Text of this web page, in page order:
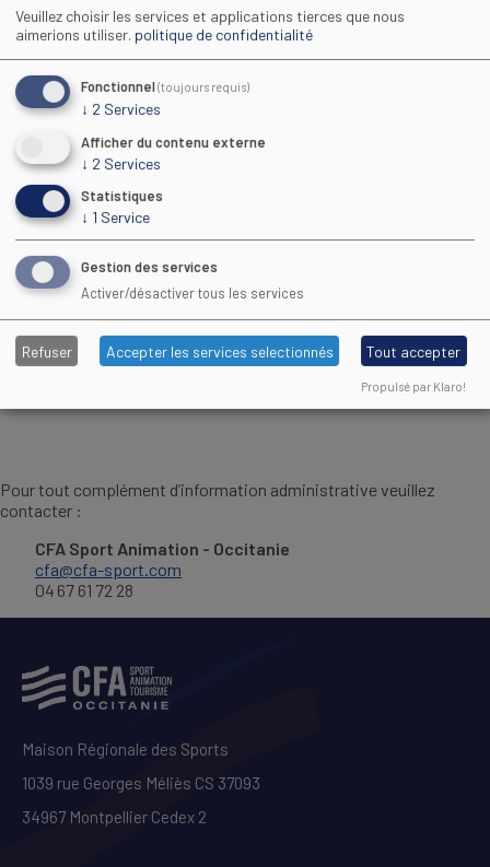
Regarder la vidéo
Consulter le réglement intérieur du CFA :
Pour tout complément d’information administrative veuillez
contacter :
CFA Sport Animation - Occitanie
cfa@cfa-sport.com
04 67 61 72 28
Maison Régionale des Sports
1039 rue Georges Méliès CS 37093
34967 Montpellier Cedex 2
Veuillez choisir les services et applications tierces que nous
aimerions utiliser. politique de confidentialité
Fonctionnel(toujours requis)
↓ 2 Services
Afficher du contenu externe
↓ 2 Services
Statistiques
↓ 1 Service
Gestion des services
Activer/désactiver tous les services
Refuser Accepter les services selectionnés Tout accepter
Propulsé par Klaro!